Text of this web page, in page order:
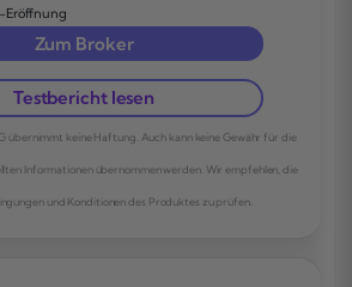
Eröffnung
Zum Broker
Testbericht lesen
übernimmt keine Haftung. Auch kann keine Gewähr für die
Informationen übernommen werden. Wir empfehlen, die
und Konditionen des Produktes zu prüfen.